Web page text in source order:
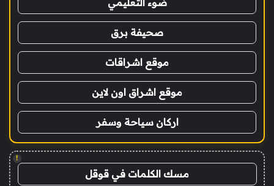
ضوء التعليمي
صحيفة برق
موقع اشراقات
موقع اشراق اون لاين
اركان سياحة وسفر
!
مسك الكلمات في قوقل